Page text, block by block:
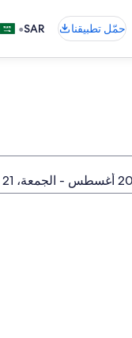
حمّل تطبيقنا SAR
•